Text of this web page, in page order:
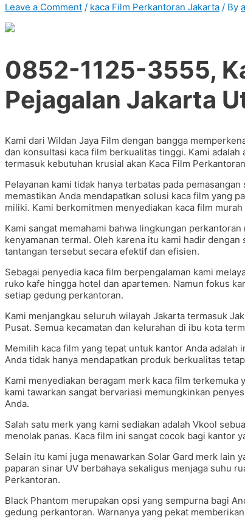
Leave a Comment / kaca Film Perkantoran Jakarta / By
0852-1125-3555,
Pejagalan Jakarta
Kami dari Wildan Jaya Film dengan bangga
dan konsultasi kaca film berkualitas tinggi. Kami
termasuk kebutuhan krusial akan Kaca Film
Pelayanan kami tidak hanya terbatas pada
memastikan Anda mendapatkan solusi kaca film yang
miliki. Kami berkomitmen menyediakan kaca film
Kami sangat memahami bahwa lingkungan
kenyamanan termal. Oleh karena itu kami hadir
tantangan tersebut secara efektif dan efisien.
Sebagai penyedia kaca film berpengalaman kami
ruko kafe hingga hotel dan apartemen. Namun fokus
setiap gedung perkantoran.
Kami menjangkau seluruh wilayah Jakarta termasuk
Pusat. Semua kecamatan dan kelurahan di ibu kota
Memilih kaca film yang tepat untuk kantor Anda adalah
Anda tidak hanya mendapatkan produk berkualitas
Kami menyediakan beragam merk kaca film
kami tawarkan sangat bervariasi memungkinkan
Anda.
Salah satu merk yang kami sediakan adalah Vkool
menolak panas. Kaca film ini sangat cocok bagi kantor
Selain itu kami juga menawarkan Solar Gard merk lain
paparan sinar UV berbahaya sekaligus menjaga suhu
Perkantoran.
Black Phantom merupakan opsi yang sempurna bagi
gedung perkantoran. Warnanya yang pekat